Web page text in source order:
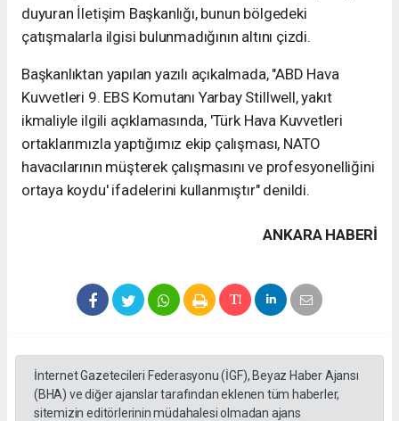
duyuran İletişim Başkanlığı, bunun bölgedeki
çatışmalarla ilgisi bulunmadığının altını çizdi.
Başkanlıktan yapılan yazılı açıkalmada, "ABD Hava
Kuvvetleri 9. EBS Komutanı Yarbay Stillwell, yakıt
ikmaliyle ilgili açıklamasında, 'Türk Hava Kuvvetleri
ortaklarımızla yaptığımız ekip çalışması, NATO
havacılarının müşterek çalışmasını ve profesyonelliğini
ortaya koydu' ifadelerini kullanmıştır" denildi.
ANKARA HABERİ
İnternet Gazetecileri Federasyonu (İGF), Beyaz Haber Ajansı
(BHA) ve diğer ajanslar tarafından eklenen tüm haberler,
sitemizin editörlerinin müdahalesi olmadan ajans